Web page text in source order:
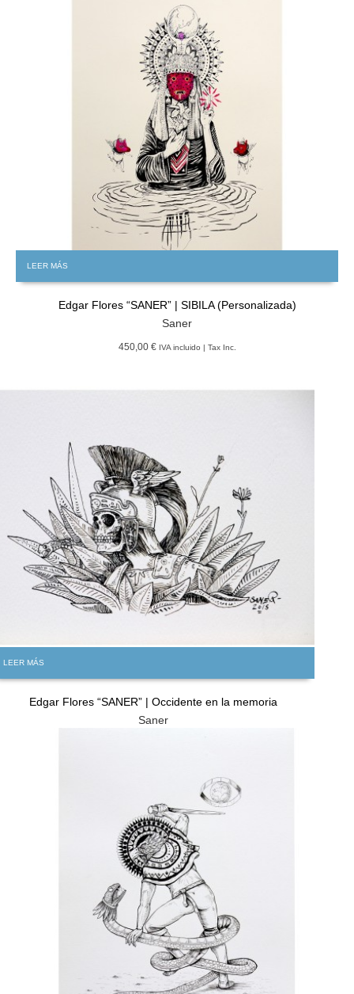
LEER MÁS
Edgar Flores “SANER” | SIBILA (Personalizada)
Saner
450,00 € IVA incluido | Tax Inc.
GRATIS
LEER MÁS
Edgar Flores “SANER” | Occidente en la memoria
Saner